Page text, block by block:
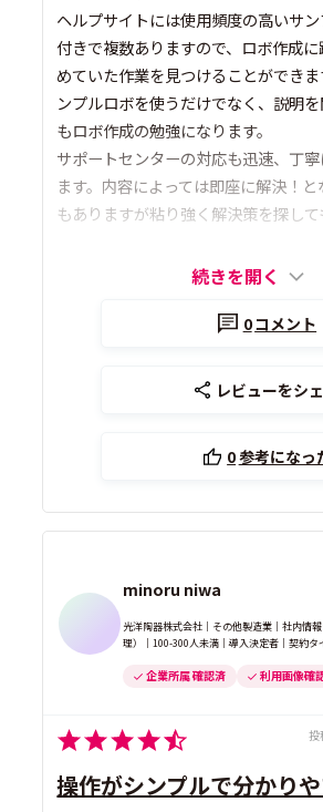
ヘルプサイトには使用頻度の高いサ
付きで複数ありますので、ロボ作成
めていた作業を見つけることができ
ンプルロボを使うだけでなく、説明
もロボ作成の勉強になります。
サポートセンターの対応も迅速、丁
ます。内容によっては即座に解決！
もありますが粘り強く解決策を探して
続きを開く
0コメント
レビューをシ
0参考になっ
minoru niwa
光洋陶器株式会社｜その他製造業｜社内情
理）｜100-300人未満｜導入決定者｜契約タ
企業所属 確認済 利用画像確
投
操作がシンプルで分かり